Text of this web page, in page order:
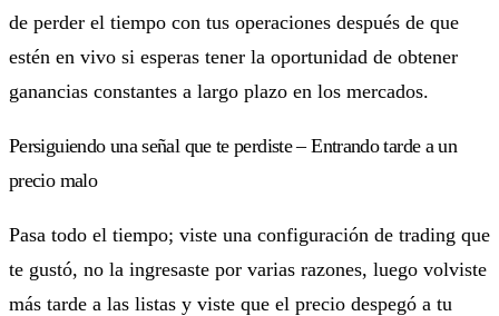
de perder el tiempo con tus operaciones después de que
estén en vivo si esperas tener la oportunidad de obtener
ganancias constantes a largo plazo en los mercados.
Persiguiendo una señal que te perdiste – Entrando tarde a un
precio malo
Pasa todo el tiempo; viste una configuración de trading que
te gustó, no la ingresaste por varias razones, luego volviste
más tarde a las listas y viste que el precio despegó a tu